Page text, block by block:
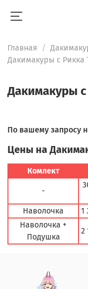
Главная
Дакимакуры с Рикка
Дакимакуры
По вашему запросу
Цены на
Комлект
-
Наволочка
1
Наволочка +
Подушка
2